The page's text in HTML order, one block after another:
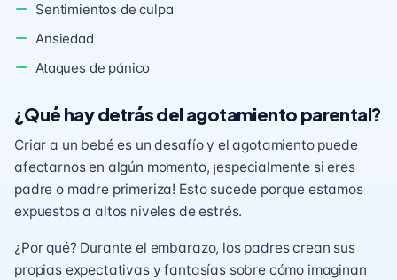
Sentimientos de culpa
Ansiedad
Ataques de pánico
¿Qué hay detrás del agotamiento parental?
Criar a un bebé es un desafío y el agotamiento puede
afectarnos en algún momento, ¡especialmente si eres
padre o madre primeriza! Esto sucede porque estamos
expuestos a altos niveles de estrés.
¿Por qué? Durante el embarazo, los padres crean sus
propias expectativas y fantasías sobre cómo imaginan